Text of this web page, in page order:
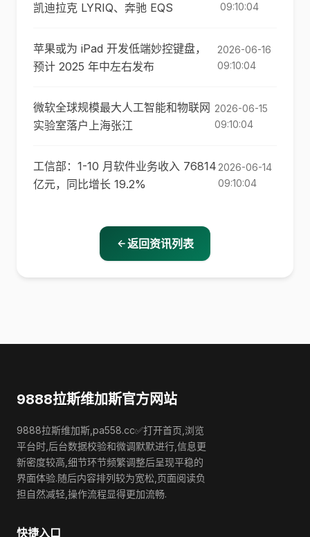
凯迪拉克 LYRIQ、奔驰 EQS
09:10:04
苹果或为 iPad 开发低端妙控键盘，
预计 2025 年中左右发布
2026-06-16
09:10:04
微软全球规模最大人工智能和物联网
实验室落户上海张江
2026-06-15
09:10:04
工信部：1-10 月软件业务收入 76814
亿元，同比增长 19.2%
2026-06-14
09:10:04
返回资讯列表
9888拉斯维加斯官方网站
9888拉斯维加斯,pa558.cc✅打开首页,浏览
平台时,后台数据校验和微调默默进行,信息更
新密度较高,细节环节频繁调整后呈现平稳的
界面体验.随后内容排列较为宽松,页面阅读负
担自然减轻,操作流程显得更加流畅.
快捷入口